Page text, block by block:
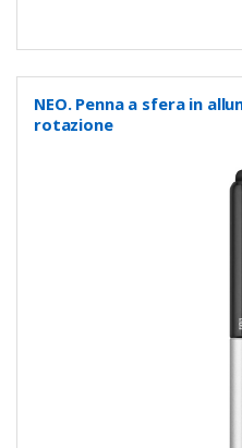
NEO. Penna a sfera in
rotazione